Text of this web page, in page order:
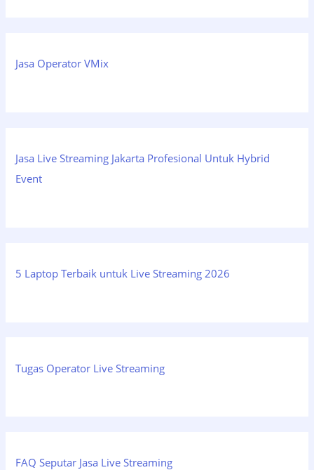
Jasa Operator VMix
Jasa Live Streaming Jakarta Profesional Untuk Hybrid
Event
5 Laptop Terbaik untuk Live Streaming 2026
Tugas Operator Live Streaming
FAQ Seputar Jasa Live Streaming